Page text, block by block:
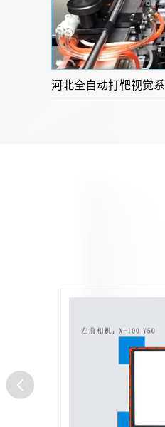
河北全自动打靶视觉系